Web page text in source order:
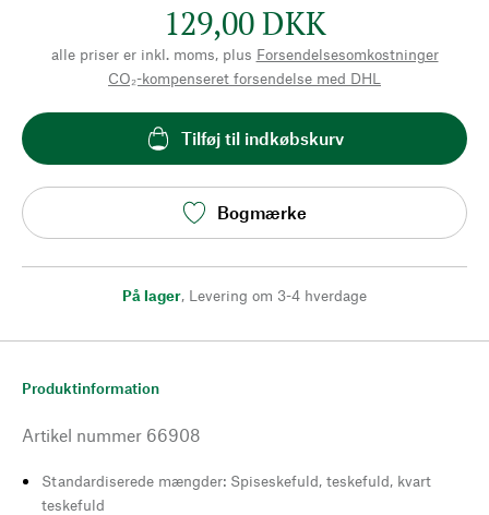
129,00 DKK
alle priser er inkl. moms, plus Forsendelsesomkostninger
CO₂-kompenseret forsendelse med DHL
Tilføj til indkøbskurv
Bogmærke
På lager, Levering om 3-4 hverdage
Produktinformation
Artikel nummer 66908
Standardiserede mængder: Spiseskefuld, teskefuld, kvart
teskefuld